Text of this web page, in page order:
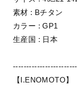
素材 : Bチタン
カラー : GP1
生産国 : 日本
【I.ENOMOTO】